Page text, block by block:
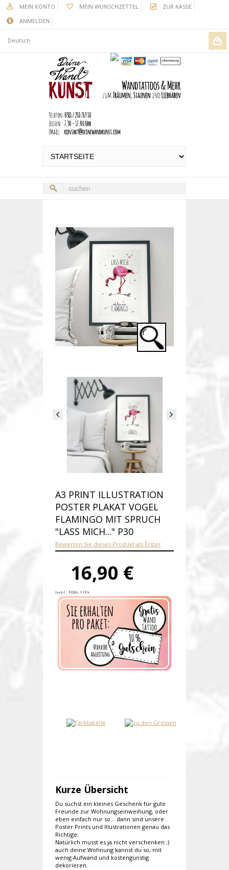
MEIN KONTO MEIN WUNSCHZETTEL
ZUR KASSE
ANMELDEN
Deutsch
A3 PRINT ILLUSTRATION
POSTER PLAKAT VOGEL
FLAMINGO MIT SPRUCH
"LASS MICH..." P30
Bewerten Sie dieses Produkt als Erster
16,90 €
Inkl. 19% USt.
Versandkosten
Produktnummer:p30-D
Verfügbarkeit:Auf Lager
Lieferzeit: 1-2 Werktage
Kurze Übersicht
Du suchst ein kleines Geschenk für gute
Freunde zur Wohnungseinweihung, oder
eben einfach nur so... dann sind unsere
Poster Prints und Illustrationen genau das
Richtige.
Natürlich musst es ja nicht verschenken ;)
auch deine Wohnung kannst du so, mit
wenig Aufwand und kostengünstig
dekorieren.